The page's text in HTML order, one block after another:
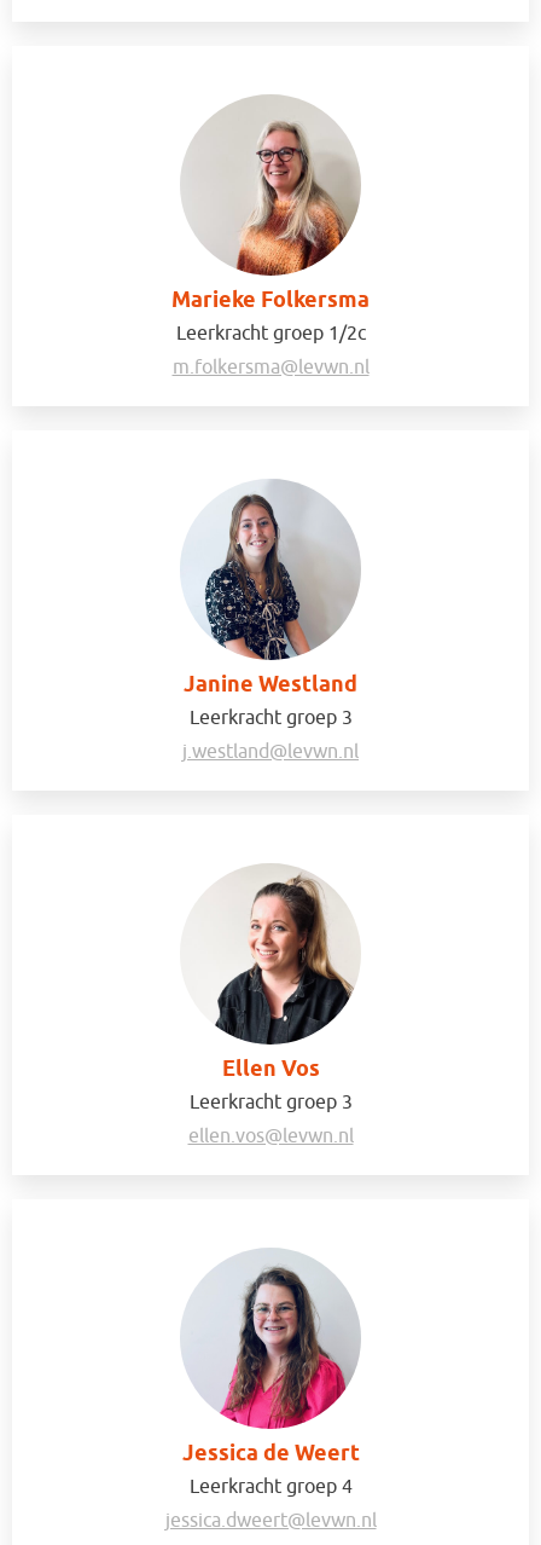
Marieke Folkersma
Leerkracht groep 1/2c
m.folkersma@levwn.nl
Janine Westland
Leerkracht groep 3
j.westland@levwn.nl
Ellen Vos
Leerkracht groep 3
ellen.vos@levwn.nl
Jessica de Weert
Leerkracht groep 4
jessica.dweert@levwn.nl